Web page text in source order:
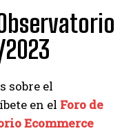
sobre el
en el Foro de
Ecommerce